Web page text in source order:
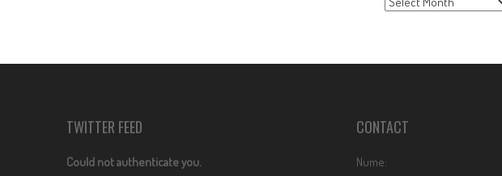
TWITTER FEED
Could not authenticate you.
CONTACT
Nume: